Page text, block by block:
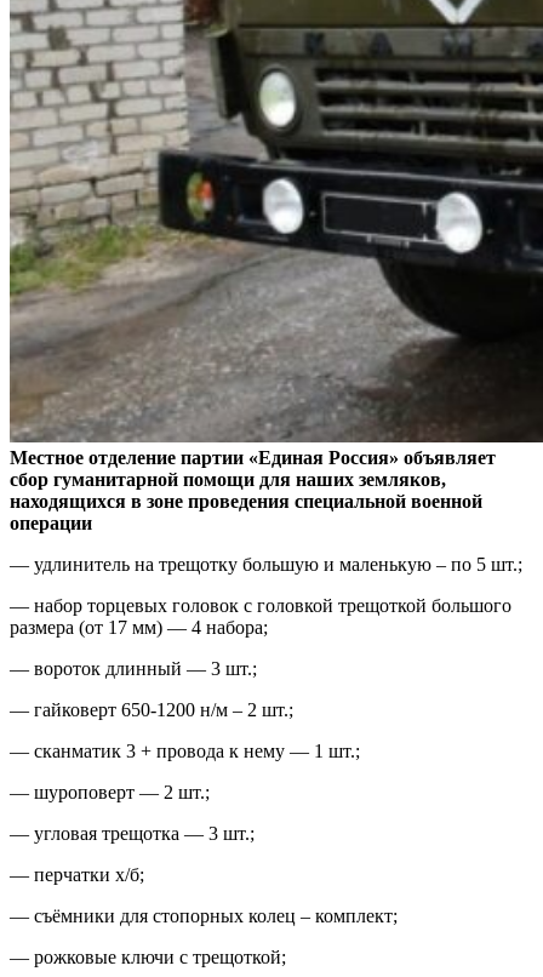
Местное отделение партии «Единая Россия» объявляет
сбор гуманитарной помощи для наших земляков,
находящихся в зоне проведения специальной военной
операции
— удлинитель на трещотку большую и маленькую – по 5 шт.;
— набор торцевых головок с головкой трещоткой большого
размера (от 17 мм) — 4 набора;
— вороток длинный — 3 шт.;
— гайковерт 650-1200 н/м – 2 шт.;
— сканматик 3 + провода к нему — 1 шт.;
— шуроповерт — 2 шт.;
— угловая трещотка — 3 шт.;
— перчатки х/б;
— съёмники для стопорных колец – комплект;
— рожковые ключи с трещоткой;